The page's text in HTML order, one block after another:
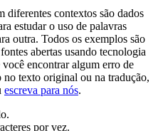
diferentes contextos são dados
estudar o uso de palavras
outra. Todos os exemplos são
abertas usando tecnologia
encontrar algum erro de
texto original ou na tradução,
escreva para nós.
por vez.